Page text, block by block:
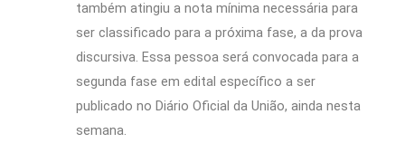
também atingiu a nota mínima necessária para
ser classificado para a próxima fase, a da prova
discursiva. Essa pessoa será convocada para a
segunda fase em edital específico a ser
publicado no Diário Oficial da União, ainda nesta
semana.